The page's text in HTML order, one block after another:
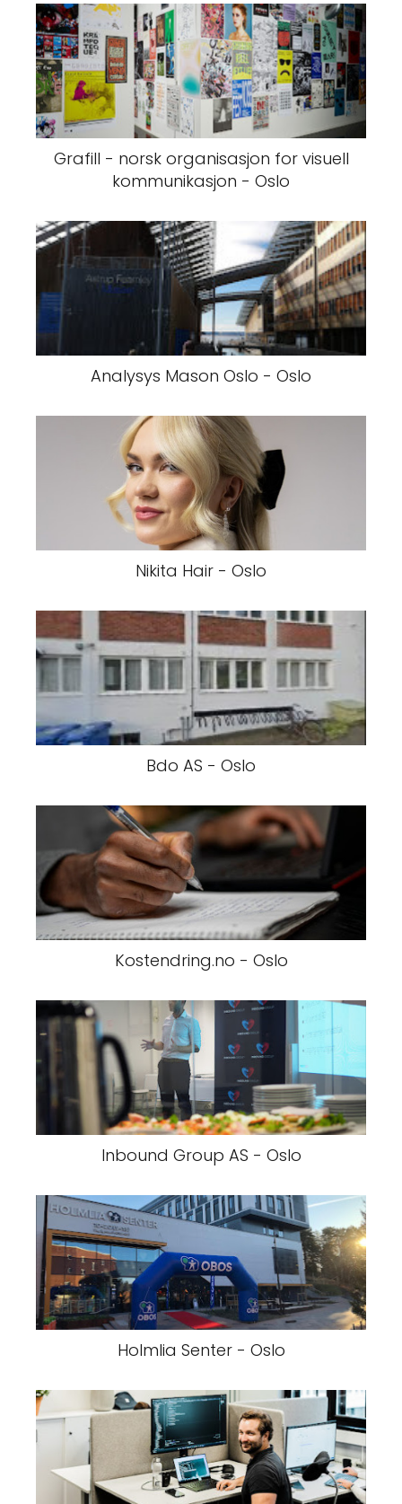
Grafill - norsk organisasjon for visuell
kommunikasjon - Oslo
Analysys Mason Oslo - Oslo
Nikita Hair - Oslo
Bdo AS - Oslo
Kostendring.no - Oslo
Inbound Group AS - Oslo
Holmlia Senter - Oslo